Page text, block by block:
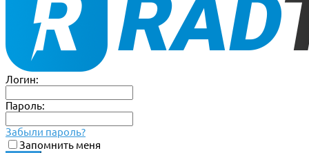
Логин:
Пароль:
Забыли пароль?
Запомнить меня